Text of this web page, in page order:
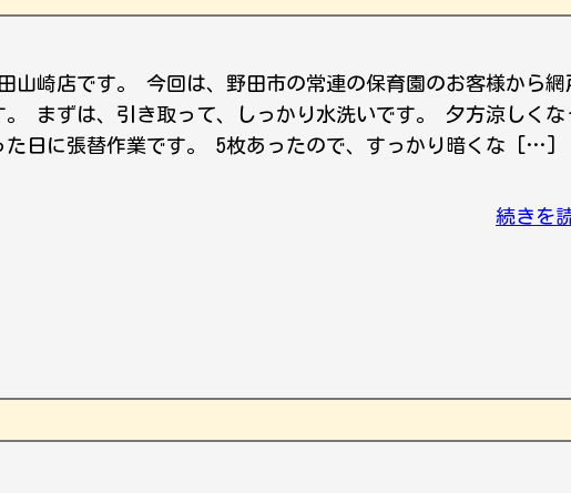
山崎店です。 今回は、野田市の常連の保育園のお客様から網
。 まずは、引き取って、しっかり水洗いです。 夕方涼しくな
た日に張替作業です。 5枚あったので、すっかり暗くな […]
続きを